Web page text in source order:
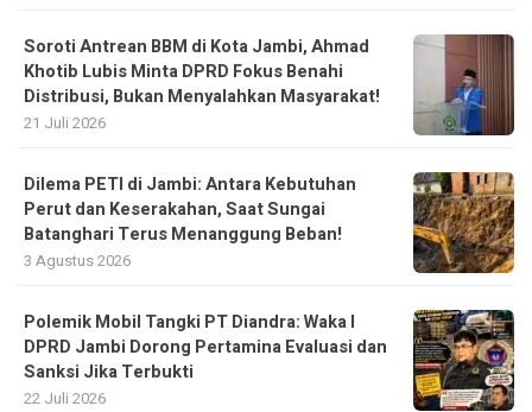
Soroti Antrean BBM di Kota Jambi, Ahmad
Khotib Lubis Minta DPRD Fokus Benahi
Distribusi, Bukan Menyalahkan Masyarakat!
21 Juli 2026
Dilema PETI di Jambi: Antara Kebutuhan
Perut dan Keserakahan, Saat Sungai
Batanghari Terus Menanggung Beban!
3 Agustus 2026
Polemik Mobil Tangki PT Diandra: Waka I
DPRD Jambi Dorong Pertamina Evaluasi dan
Sanksi Jika Terbukti
22 Juli 2026